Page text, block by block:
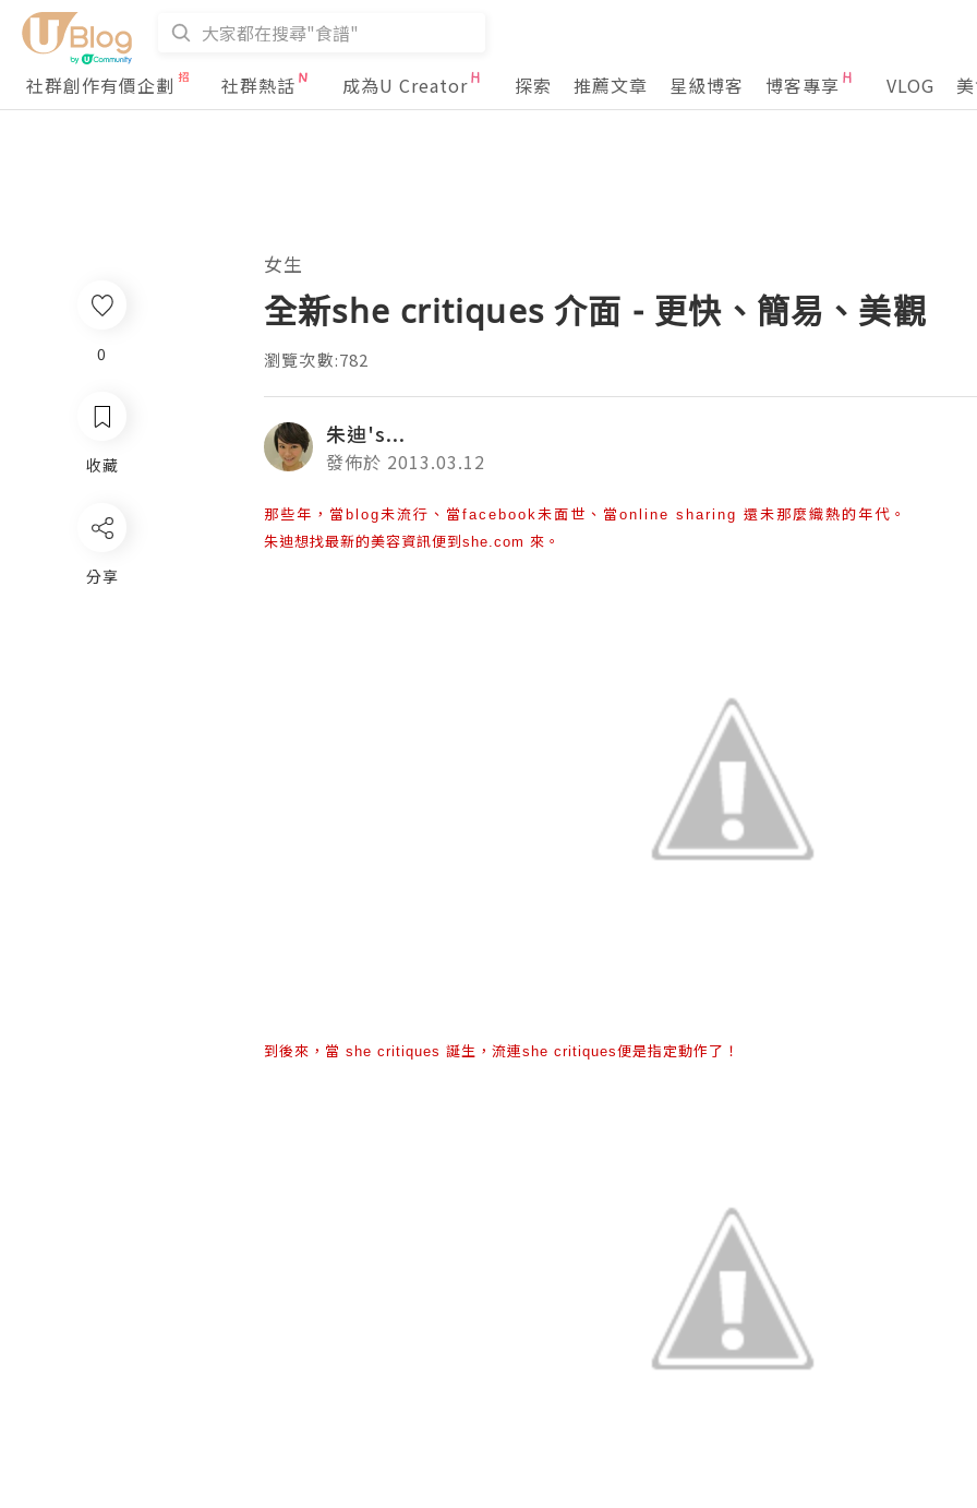
社群創作有價企劃
社群熱話 成為U Creator 探索 推薦文章 星級博客 博客專享 VLOG
0
收藏
分享
女生
全新she critiques 介面 - 更快、簡易、美觀
瀏覽次數:782
朱迪's...
發佈於 2013.03.12
那些年，當 blog未流行、當 facebook未面世、當 online sharing 還未那麼織熱的年代。
朱迪想找最新的美容資訊便到she.com 來。
到後來，當 she critiques 誕生，流連she critiques便是指定動作了！